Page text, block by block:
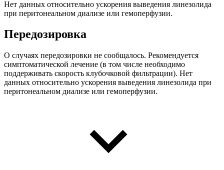
Нет данных относительно ускорения выведения линезолида
при перитонеальном диализе или гемоперфузии.
Передозировка
О случаях передозировки не сообщалось. Рекомендуется
симптоматической лечение (в том числе необходимо
поддерживать скорость клубочковой фильтрации). Нет
данных относительно ускорения выведения линезолида при
перитонеальном диализе или гемоперфузии.